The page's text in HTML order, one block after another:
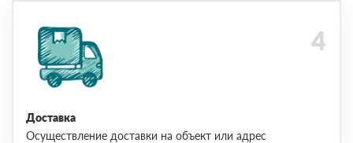
Доставка
Осуществление доставки на объект или адрес